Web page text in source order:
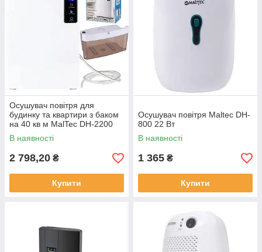
Осушувач повітря для
будинку та квартири з баком
на 40 кв м MalTec DH-2200
поглинач вологи побутової
В наявності
2 798,20 ₴
Купити
Осушувач повітря Maltec DH-
800 22 Вт
В наявності
1 365 ₴
Купити